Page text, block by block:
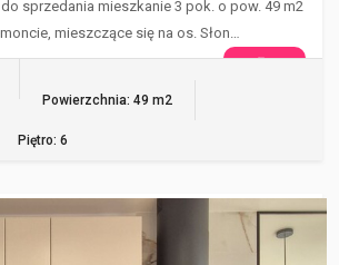
sprzedania mieszkanie 3 pok. o pow. 49 m2
mieszczące się na os. Słon…
WIĘCEJ
Powierzchnia: 49 m2
Piętro: 6